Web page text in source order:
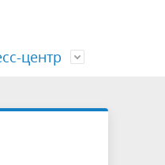
об
центр